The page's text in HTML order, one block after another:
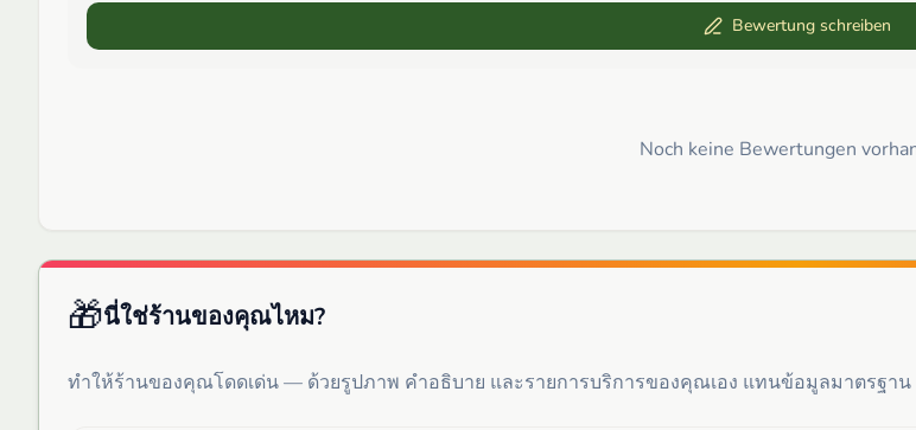
Bewertung schreiben
Noch keine Bewertungen
🎁นี่ใช่ร้านของคุณไหม?
ทำให้ร้านของคุณโดดเด่น — ด้วยรูปภาพ คำอธิบาย และรายการบริการของคุณเอง แทนข้อมูลมาตรฐาน